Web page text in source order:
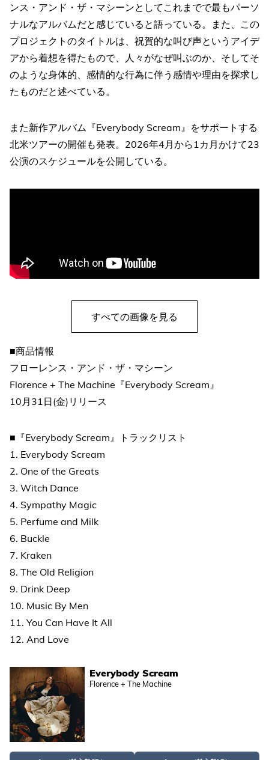
ンス・アンド・ザ・マシーンとしてこれまでで最もパーソ
ナルなアルバムだと感じていると語っている。また、この
プロジェクトのタイトルは、祝賀的な叫び声というアイデ
アから着想を得たもので、人々がなぜ叫ぶのか、そしてそ
のような身体的、感情的な行為に伴う感情や理由を探求し
たものだと述べている。
また新作アルバム『Everybody Scream』をサポートする
北米ツアーの開催も発表。2026年4月から1カ月かけて23
公演のスケジュールを公開している。
すべての画像を見る
■商品情報
フローレンス・アンド・ザ・マシーン
Florence + The Machine『Everybody Scream』
10月31日(金)リリース
■『Everybody Scream』トラックリスト
1. Everybody Scream
2. One of the Greats
3. Witch Dance
4. Sympathy Magic
5. Perfume and Milk
6. Buckle
7. Kraken
8. The Old Religion
9. Drink Deep
10. Music By Men
11. You Can Have It All
12. And Love
Everybody Scream
Florence + The Machine